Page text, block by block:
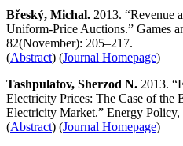
Břeský, Michal. 2013. “Revenue
Uniform-Price Auctions.” Games
82(November): 205–217.
(Abstract) (Journal Homepage)
Tashpulatov, Sherzod N. 2013.
Electricity Prices: The Case of the
Electricity Market.” Energy Policy,
(Abstract) (Journal Homepage)